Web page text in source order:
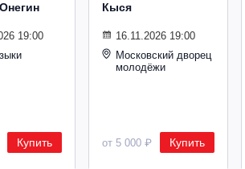
19:00
Купить
Кыся
16.11.2026 19:00
Московский дворец
молодёжи
от 5 000 ₽ Купить